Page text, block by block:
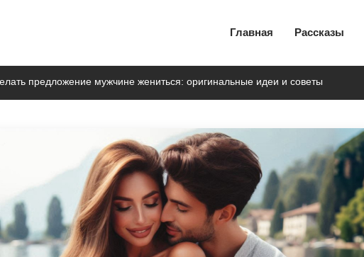
Главная Рассказы
предложение мужчине жениться: оригинальные идеи и советы